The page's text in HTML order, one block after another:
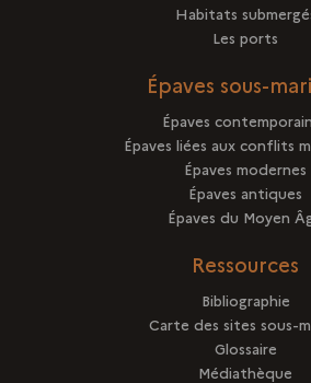
Habitats
Les ports
Épaves sous-
Épaves
Épaves liées aux conflits
Épaves modernes
Épaves antiques
Épaves du Moyen
Ressources
Bibliographie
Carte des sites sous-
Glossaire
Médiathèque